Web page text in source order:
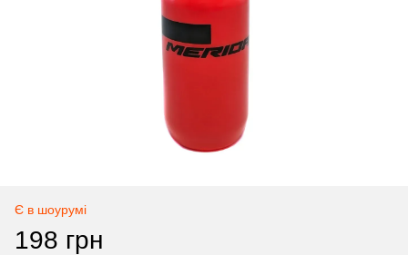
Є в шоурумі
198 грн